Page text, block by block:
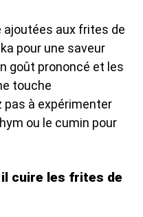
ajoutées aux frites de
pour une saveur
goût prononcé et les
touche
pas à expérimenter
ou le cumin pour
cuire les frites de